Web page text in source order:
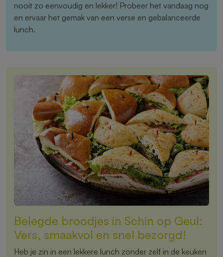
nooit zo eenvoudig en lekker! Probeer het vandaag nog
en ervaar het gemak van een verse en gebalanceerde
lunch.
Belegde broodjes in Schin op Geul:
Vers, smaakvol en snel bezorgd!
Heb je zin in een lekkere lunch zonder zelf in de keuken